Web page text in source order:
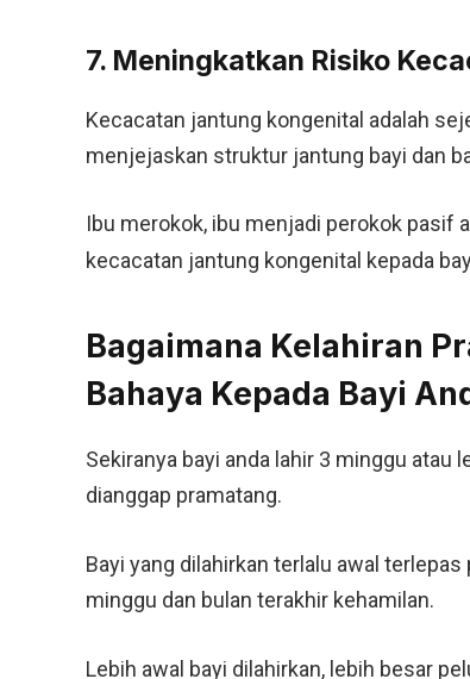
7. Meningkatkan Risiko
Kecacatan jantung kongenital adalah
menjejaskan struktur jantung bayi dan
Ibu merokok, ibu menjadi perokok pasif
kecacatan jantung kongenital kepada
Bagaimana Kelahiran
Bahaya Kepada Bayi
Sekiranya bayi anda lahir 3 minggu atau
dianggap pramatang.
Bayi yang dilahirkan terlalu awal
minggu dan bulan terakhir kehamilan.
Lebih awal bayi dilahirkan, lebih besar